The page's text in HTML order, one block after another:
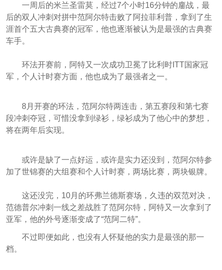
一周后的米兰圣雷莫，经过7个小时16分钟的鏖战，最
后的双人冲刺对拼中范阿尔特击败了阿拉菲利普，拿到了生
涯首个五大古典赛的冠军，他也逐渐被认为是最强的古典赛
车手。
环法开赛前，阿特又一次成功卫冕了比利时ITT国家冠
军，个人计时赛方面，他也成为了最强者之一。
8月开赛的环法，范阿尔特两连击，第五赛段和第七赛
段冲刺夺冠，可惜没拿到绿衫，绿衫成为了他心中的梦想，
将在两年后实现。
或许是缺了一点好运，或许是实力还没到，范阿尔特参
加了世锦赛的大组赛和个人计时赛，两场比赛，两块银牌。
这还没完，10月的环弗兰德斯赛场，久违的双范对决，
范德普尔冲刺一线之差战胜了范阿尔特，阿特又一次拿到了
亚军，他的外号逐渐变成了“范阿二特”。
不过即便如此，也没有人怀疑他的实力是最强的那一
档。